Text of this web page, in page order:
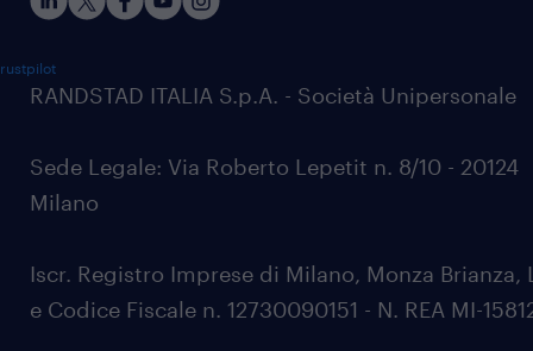
RANDSTAD ITALIA S.p.A. - Società Unipersonale
Sede Legale: Via Roberto Lepetit n. 8/10 - 20124
Milano
Iscr. Registro Imprese di Milano, Monza Brianza,
e Codice Fiscale n. 12730090151 - N. REA MI-